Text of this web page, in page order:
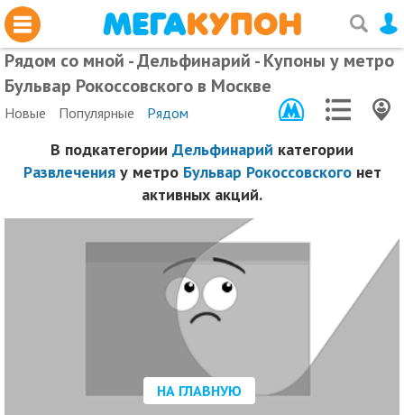
Рядом со мной - Дельфинарий - Купоны у метро
Бульвар Рокоссовского в Москве
Новые Популярные Рядом
В подкатегории Дельфинарий категории
Развлеченияу метро Бульвар Рокоссовскогонет
активных акций.
НА ГЛАВНУЮ